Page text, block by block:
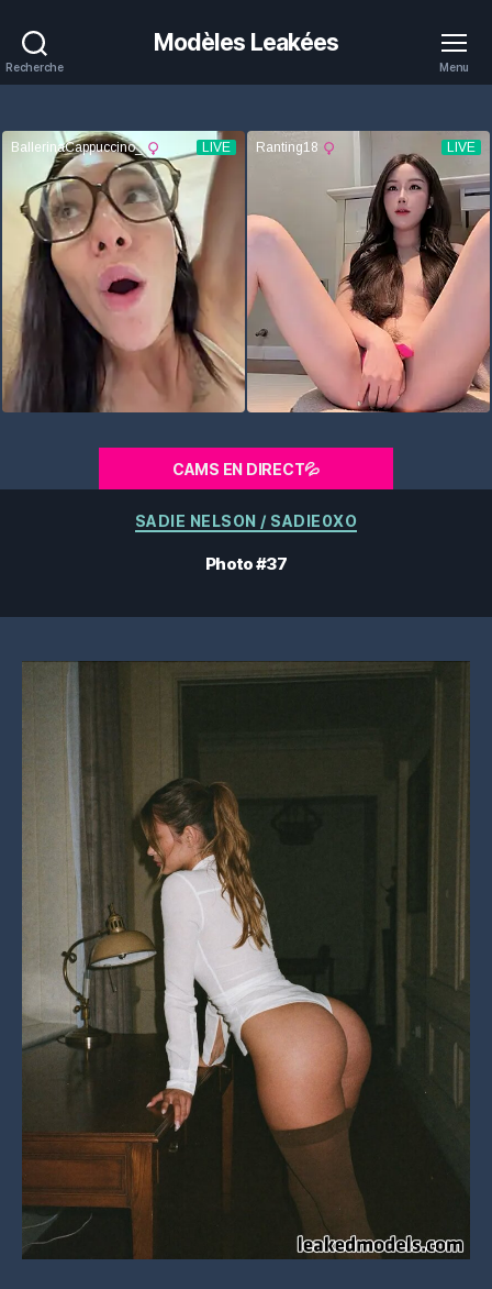
Recherche
Modèles Leakées
Menu
CAMS EN DIRECT💦
Catégories
SADIE NELSON / SADIE0XO
Photo #37